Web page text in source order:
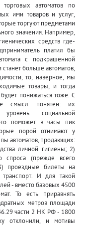
автоматов по
ими товаров и услуг,
торгуют предметами
значения. Например,
средств где-
платил бы
с подкрашенной
больше автоматов,
то, наверное, мы
товары, и тогда
понижаться тоже. С
смысл понятен: их
социальной
поможет в часы пик
порой отнимают у
автоматов, продающих:
личной гигиены; 2)
спроса (прежде всего
проездные билеты на
И для такой
- вместо базовых 4500
То есть приравнять
метров площади
части 2 НК РФ - 1800
отклонили, и мотивы